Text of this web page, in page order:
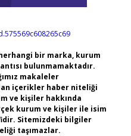
bir marka, kurum
bulunmamaktadır.
makaleler
içerikler haber niteliği
ve kişiler hakkında
kurum ve kişiler ile isim
Sitemizdeki bilgiler
taşımazlar.